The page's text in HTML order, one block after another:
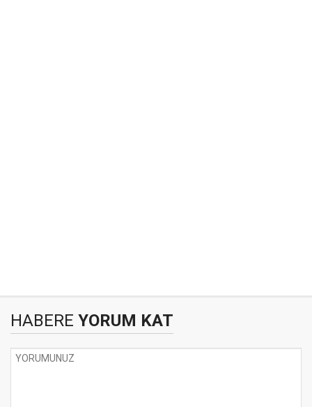
HABERE YORUM KAT